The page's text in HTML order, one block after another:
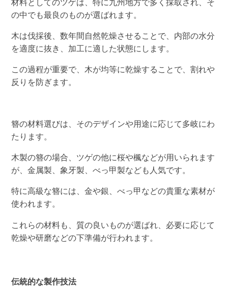
材料としてのツゲは、特に九州地方で多く採取され、そ
の中でも最良のものが選ばれます。
木は伐採後、数年間自然乾燥させることで、内部の水分
を適度に抜き、加工に適した状態にします。
この過程が重要で、木が均等に乾燥することで、割れや
反りを防ぎます。
簪の材料選びは、そのデザインや用途に応じて多岐にわ
たります。
木製の簪の場合、ツゲの他に桜や楓などが用いられます
が、金属製、象牙製、べっ甲製なども人気です。
特に高級な簪には、金や銀、べっ甲などの貴重な素材が
使われます。
これらの材料も、質の良いものが選ばれ、必要に応じて
乾燥や研磨などの下準備が行われます。
伝統的な製作技法